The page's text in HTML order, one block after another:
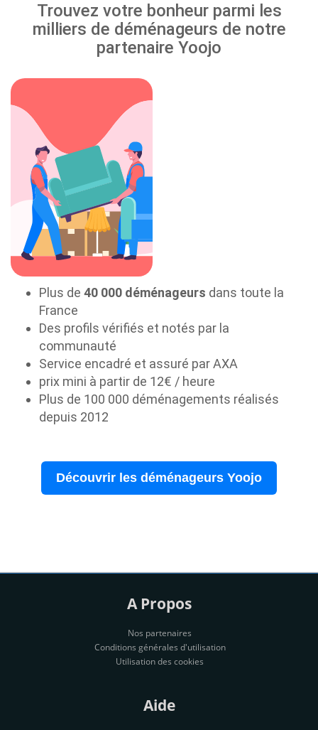
Trouvez votre bonheur parmi les
milliers de déménageurs de notre
partenaire Yoojo
Plus de 40 000 déménageurs dans toute la
France
Des profils vérifiés et notés par la
communauté
Service encadré et assuré par AXA
prix mini à partir de 12€ / heure
Plus de 100 000 déménagements réalisés
depuis 2012
Découvrir les déménageurs Yoojo
A Propos
Nos partenaires
Conditions générales d'utilisation
Utilisation des cookies
Aide